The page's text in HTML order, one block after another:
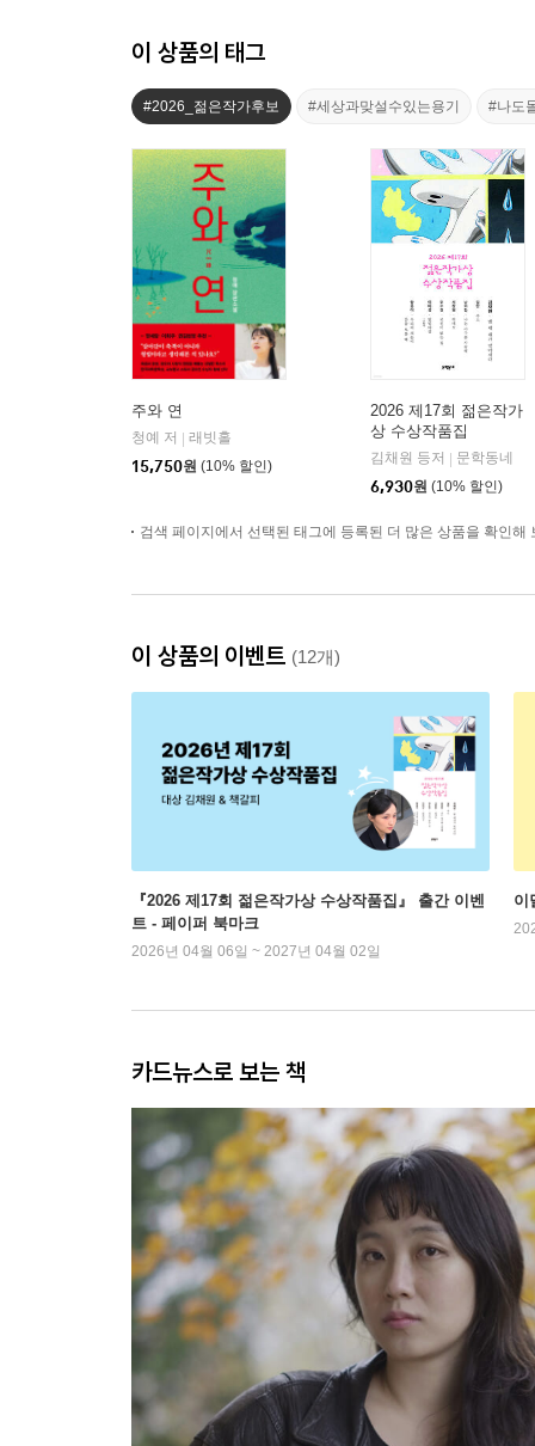
이 상품의 태그
#2026_젊은작가후보 #세상과맞설수있는용기 #나도
주와 연
청예 저
래빗홀
15,750원 (10% 할인)
2026 제17회 젊은작가
상 수상작품집
김채원 등저
문학동네
6,930원 (10% 할인)
검색 페이지에서 선택된 태그에 등록된 더 많은 상품을 확인해
이 상품의 이벤트 (12개)
『2026 제17회 젊은작가상 수상작품집』 출간 이벤
트 - 페이퍼 북마크
2026년 04월 06일 ~ 2027년 04월 02일
이
카드뉴스로 보는 책